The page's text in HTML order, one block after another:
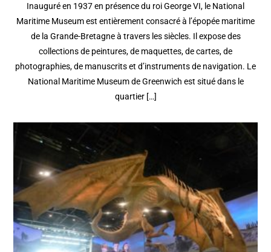
Inauguré en 1937 en présence du roi George VI, le National
Maritime Museum est entièrement consacré à l’épopée maritime
de la Grande-Bretagne à travers les siècles. Il expose des
collections de peintures, de maquettes, de cartes, de
photographies, de manuscrits et d’instruments de navigation. Le
National Maritime Museum de Greenwich est situé dans le
quartier […]